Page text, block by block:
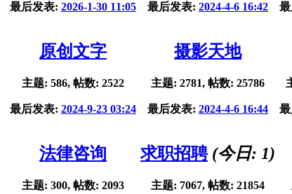
最后发表: 2026-1-30 11:05 最后发表: 2024-4-6 16:42
原创文字
主题: 586, 帖数: 2522
最后发表: 2024-9-23 03:24
摄影天地
主题: 2781, 帖数: 25786
最后发表: 2024-4-6 16:44
法律咨询
主题: 300, 帖数: 2093
求职招聘(今日: 1)
主题: 7067, 帖数: 21854